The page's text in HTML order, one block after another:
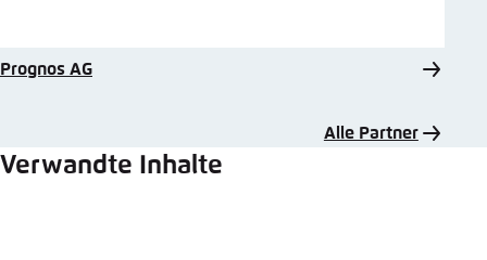
Prognos AG
Alle Partner
Verwandte Inhalte